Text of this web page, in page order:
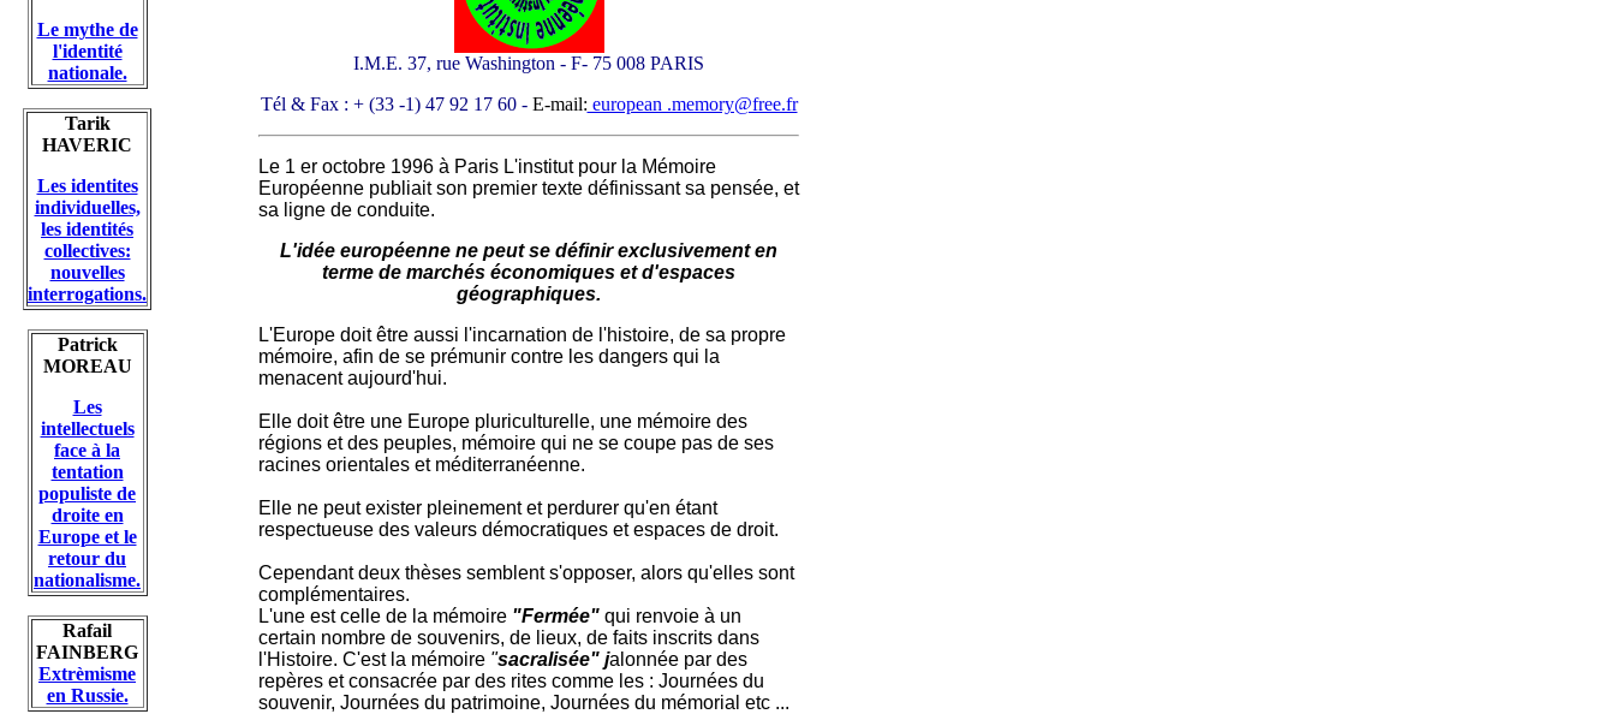
Le mythe de
l'identité
nationale.
Tarik
HAVERIC
Les identites
individuelles,
les identités
collectives:
nouvelles
interrogations.
Patrick
MOREAU
Les
intellectuels
face à la
tentation
populiste de
droite en
Europe et le
retour du
nationalisme.
Rafail
FAINBERG
Extrèmisme
en Russie.
I.M.E. 37, rue Washington - F- 75 008 PARIS
Tél & Fax : + (33 -1) 47 92 17 60 - E-mail: european .memory@free.fr
Le 1 er octobre 1996 à Paris L'institut pour la Mémoire
Européenne publiait son premier texte définissant sa pensée, et
sa ligne de conduite.
L'idée européenne ne peut se définir exclusivement en
terme de marchés économiques et d'espaces
géographiques.
L'Europe doit être aussi l'incarnation de l'histoire, de sa propre
mémoire, afin de se prémunir contre les dangers qui la
menacent aujourd'hui.
Elle doit être une Europe pluriculturelle, une mémoire des
régions et des peuples, mémoire qui ne se coupe pas de ses
racines orientales et méditerranéenne.
Elle ne peut exister pleinement et perdurer qu'en étant
respectueuse des valeurs démocratiques et espaces de droit.
Cependant deux thèses semblent s'opposer, alors qu'elles sont
complémentaires.
L'une est celle de la mémoire "Fermée" qui renvoie à un
certain nombre de souvenirs, de lieux, de faits inscrits dans
l'Histoire. C'est la mémoire "sacralisée" jalonnée par des
repères et consacrée par des rites comme les : Journées du
souvenir, Journées du patrimoine, Journées du mémorial etc ...